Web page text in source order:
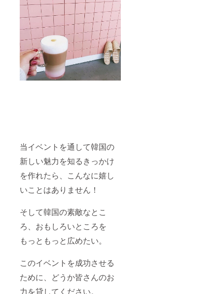
当イベントを通して韓国の
新しい魅力を知るきっかけ
を作れたら、こんなに嬉し
いことはありません！
そして韓国の素敵なとこ
ろ、おもしろいところを
もっともっと広めたい。
このイベントを成功させる
ために、どうか皆さんのお
力を貸してください。